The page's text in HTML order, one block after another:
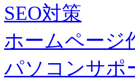
SEO対策
ホームページ
パソコンサポ